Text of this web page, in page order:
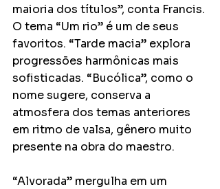
maioria dos títulos”, conta Francis.
O tema “Um rio” é um de seus
favoritos. “Tarde macia” explora
progressões harmônicas mais
sofisticadas. “Bucólica”, como o
nome sugere, conserva a
atmosfera dos temas anteriores
em ritmo de valsa, gênero muito
presente na obra do maestro.
“Alvorada” mergulha em um